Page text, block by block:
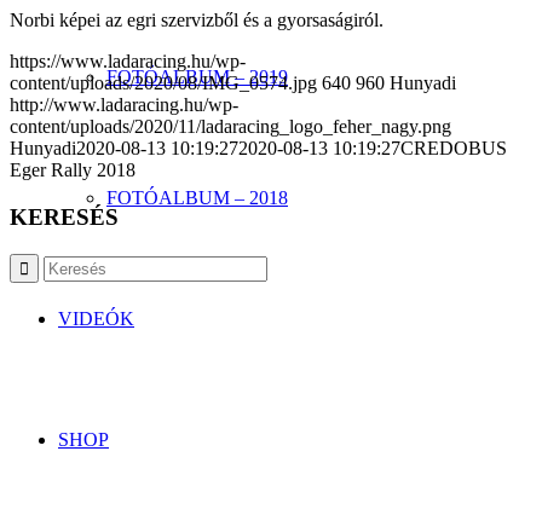
FOTÓALBUM – 2019
FOTÓALBUM – 2018
VIDEÓK
SHOP
Norbi képei az egri szervizből és a gyorsaságiról.
https://www.ladaracing.hu/wp-
content/uploads/2020/08/IMG_0574.jpg 640 960 Hunyadi
http://www.ladaracing.hu/wp-
content/uploads/2020/11/ladaracing_logo_feher_nagy.png
Hunyadi2020-08-13 10:19:272020-08-13 10:19:27CREDOBUS
Eger Rally 2018
KERESÉS